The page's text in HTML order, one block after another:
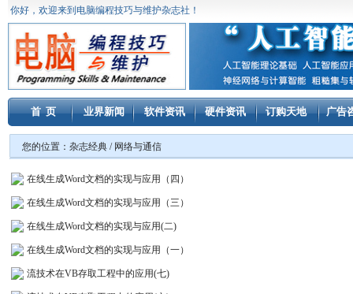
你好，欢迎来到电脑编程技巧与维护杂志社！
首 页 业界新闻 软件资讯 硬件资讯 订购天地 广告
您的位置： 杂志经典/ 网络与通信
在线生成Word文档的实现与应用（四）
在线生成Word文档的实现与应用（三）
在线生成Word文档的实现与应用(二)
在线生成Word文档的实现与应用（一）
流技术在VB存取工程中的应用(七)